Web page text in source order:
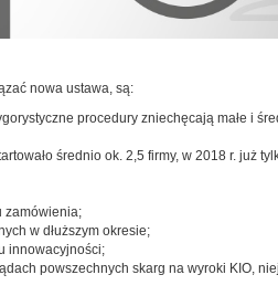
nowa ustawa, są:
procedury zniechęcają małe i
średnio ok. 2,5 firmy, w 2018 r. już
zamówienia;
w dłuższym okresie;
innowacyjności;
powszechnych skarg na wyroki KIO,